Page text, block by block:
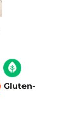
Gluten-